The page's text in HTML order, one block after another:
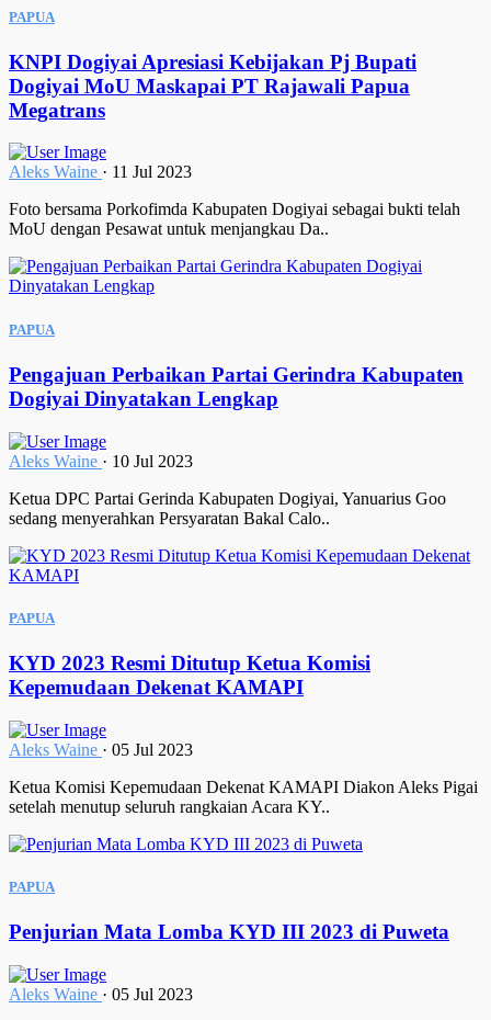
PAPUA
KNPI Dogiyai Apresiasi Kebijakan Pj Bupati
Dogiyai MoU Maskapai PT Rajawali Papua
Megatrans
Aleks Waine · 11 Jul 2023
Foto bersama Porkofimda Kabupaten Dogiyai sebagai bukti telah
MoU dengan Pesawat untuk menjangkau Da..
PAPUA
Pengajuan Perbaikan Partai Gerindra Kabupaten
Dogiyai Dinyatakan Lengkap
Aleks Waine · 10 Jul 2023
Ketua DPC Partai Gerinda Kabupaten Dogiyai, Yanuarius Goo
sedang menyerahkan Persyaratan Bakal Calo..
PAPUA
KYD 2023 Resmi Ditutup Ketua Komisi
Kepemudaan Dekenat KAMAPI
Aleks Waine · 05 Jul 2023
Ketua Komisi Kepemudaan Dekenat KAMAPI Diakon Aleks Pigai
setelah menutup seluruh rangkaian Acara KY..
PAPUA
Penjurian Mata Lomba KYD III 2023 di Puweta
Aleks Waine · 05 Jul 2023